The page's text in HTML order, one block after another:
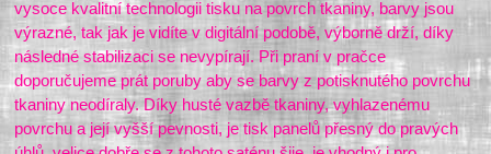
vysoce kvalitní technologii tisku na povrch tkaniny, barvy jsou
výrazné, tak jak je vidíte v digitální podobě, výborně drží, díky
následné stabilizaci se nevypírají. Při praní v pračce
doporučujeme prát poruby aby se barvy z potisknutého povrchu
tkaniny neodíraly. Díky husté vazbě tkaniny, vyhlazenému
povrchu a její vyšší pevnosti, je tisk panelů přesný do pravých